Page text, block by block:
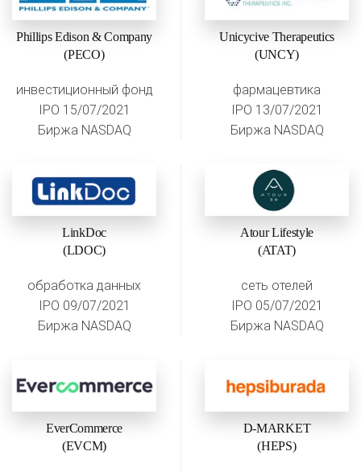
Phillips Edison & Company
(PECO)
инвестиционный фонд
IPO 15/07/2021
Биржа NASDAQ
Unicycive Therapeutics
(UNCY)
фармацевтика
IPO 13/07/2021
Биржа NASDAQ
LinkDoc
(LDOC)
обработка данных
IPO 09/07/2021
Биржа NASDAQ
Atour Lifestyle
(ATAT)
сеть отелей
IPO 05/07/2021
Биржа NASDAQ
EverCommerce
(EVCM)
D-MARKET
(HEPS)